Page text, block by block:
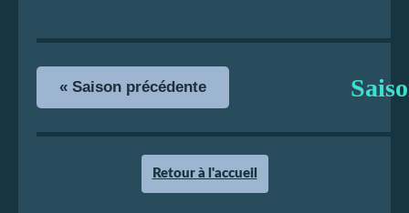
« Saison précédente
Retour à l'accueil